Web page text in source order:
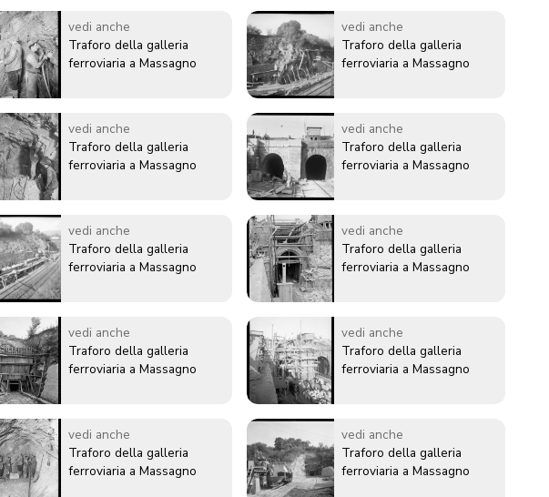
vedi anche
Traforo della galleria
ferroviaria a Massagno
vedi anche
Traforo della galleria
ferroviaria a Massagno
vedi anche
Traforo della galleria
ferroviaria a Massagno
vedi anche
Traforo della galleria
ferroviaria a Massagno
vedi anche
Traforo della galleria
ferroviaria a Massagno
vedi anche
Traforo della galleria
ferroviaria a Massagno
vedi anche
Traforo della galleria
ferroviaria a Massagno
vedi anche
Traforo della galleria
ferroviaria a Massagno
vedi anche
Traforo della galleria
ferroviaria a Massagno
vedi anche
Traforo della galleria
ferroviaria a Massagno